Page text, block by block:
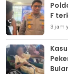
F
3 jam